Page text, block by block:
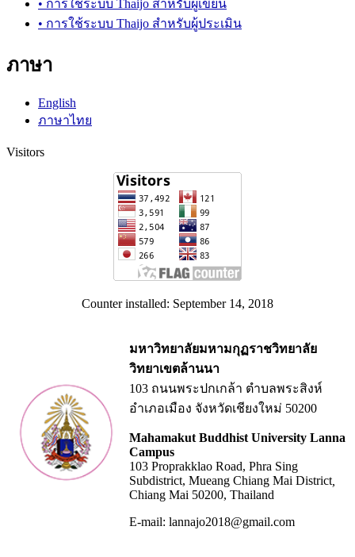
• การใช้ระบบ Thaijo สำหรับผู้เขียน
• การใช้ระบบ Thaijo สำหรับผู้ประเมิน
ภาษา
English
ภาษาไทย
Visitors
Counter installed: September 14, 2018
มหาวิทยาลัยมหามกุฏราชวิทยาลัย
วิทยาเขตล้านนา
103 ถนนพระปกเกล้า ตำบลพระสิงห์
อำเภอเมือง จังหวัดเชียงใหม่ 50200
Mahamakut Buddhist University Lanna
Campus
103 Proprakklao Road, Phra Sing
Subdistrict, Mueang Chiang Mai District,
Chiang Mai 50200, Thailand
E-mail: lannajo2018@gmail.com